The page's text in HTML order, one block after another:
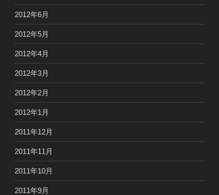
2012年6月
2012年5月
2012年4月
2012年3月
2012年2月
2012年1月
2011年12月
2011年11月
2011年10月
2011年9月